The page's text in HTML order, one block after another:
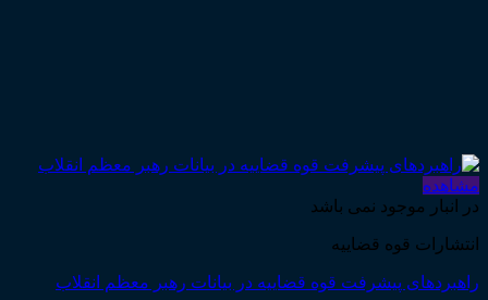
مشاهده
در انبار موجود نمی باشد
انتشارات قوه قضاییه
راهبردهای پیشرفت قوه قضاییه در بیانات رهبر معظم انقلاب